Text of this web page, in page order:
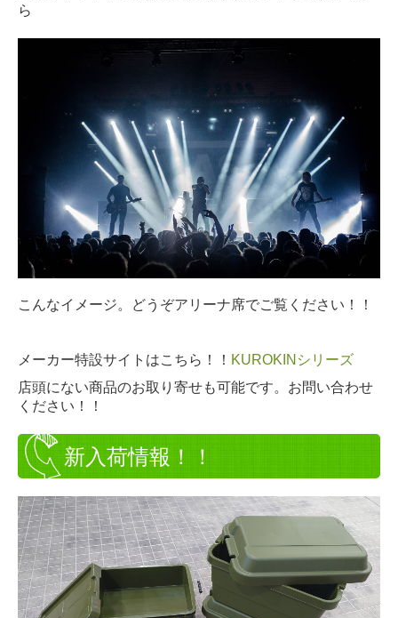
ら
こんなイメージ。どうぞアリーナ席でご覧ください！！
メーカー特設サイトはこちら！！ KUROKINシリーズ
店頭にない商品のお取り寄せも可能です。お問い合わせ
ください！！
新入荷情報！！